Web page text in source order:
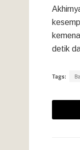
detik
Tags: